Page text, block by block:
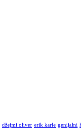
džejmi oliver erik karle genijalni